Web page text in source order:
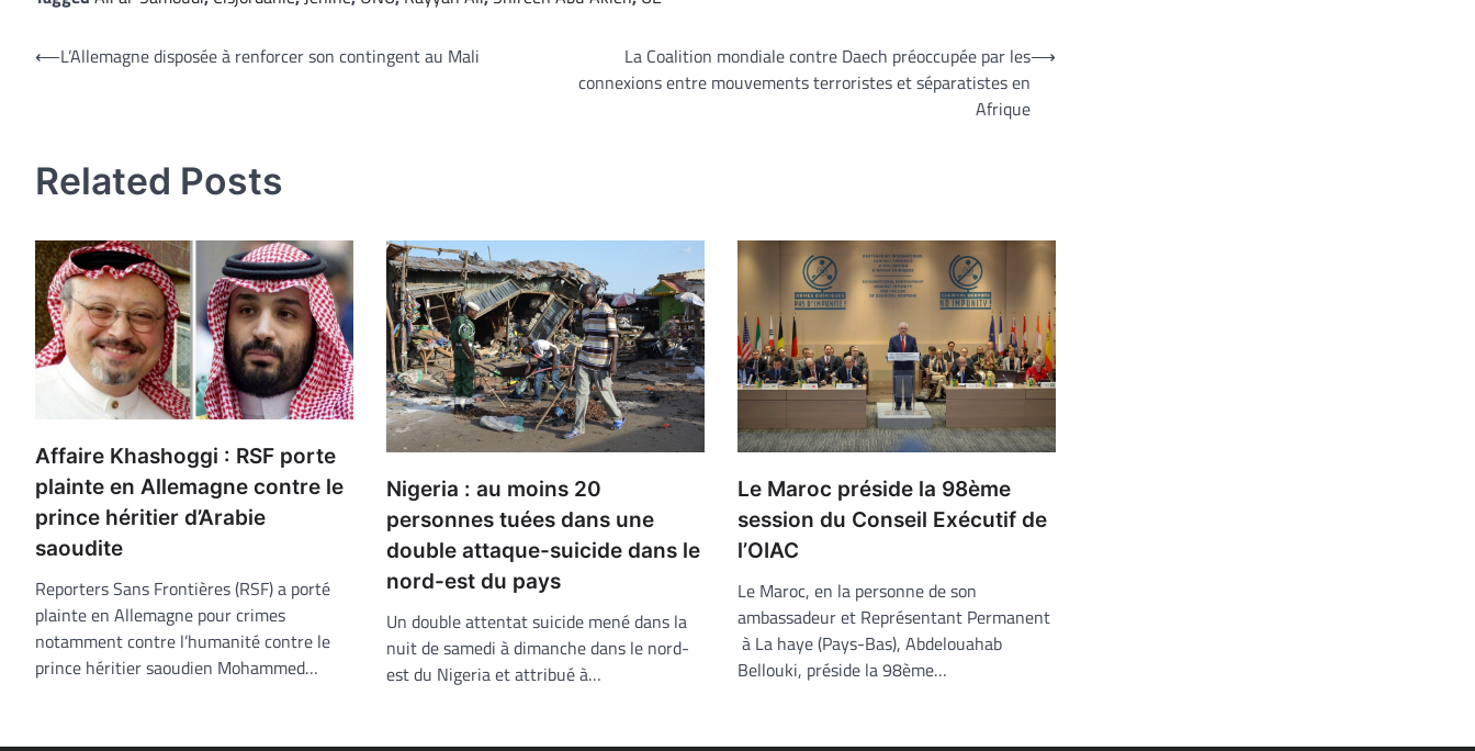
Navigation
⟵L’Allemagne disposée à renforcer son contingent au Mali
La Coalition mondiale contre Daech préoccupée par les
connexions entre mouvements terroristes et séparatistes en
Afrique
⟶
Related Posts
Affaire Khashoggi : RSF porte
plainte en Allemagne contre le
prince héritier d’Arabie
saoudite
Reporters Sans Frontières (RSF) a porté
plainte en Allemagne pour crimes
notamment contre l’humanité contre le
prince héritier saoudien Mohammed…
Nigeria : au moins 20
personnes tuées dans une
double attaque-suicide dans le
nord-est du pays
Un double attentat suicide mené dans la
nuit de samedi à dimanche dans le nord-
est du Nigeria et attribué à…
Le Maroc préside la 98ème
session du Conseil Exécutif de
l’OIAC
Le Maroc, en la personne de son
ambassadeur et Représentant Permanent
à La haye (Pays-Bas), Abdelouahab
Bellouki, préside la 98ème…